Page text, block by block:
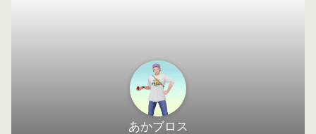
あかブロス